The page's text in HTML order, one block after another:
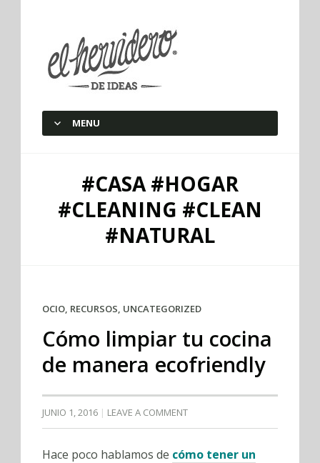
elherviderodeideas
MENU
#CASA #HOGAR
#CLEANING #CLEAN
#NATURAL
OCIO, RECURSOS, UNCATEGORIZED
Cómo limpiar tu cocina
de manera ecofriendly
JUNIO 1, 2016 LEAVE A COMMENT
Hace poco hablamos de cómo tener un